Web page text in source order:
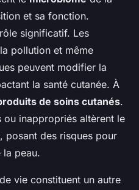
et sa fonction.
significatif. Les
pollution et même
peuvent modifier la
la santé cutanée. À
de soins cutanés.
inappropriés altèrent le
posant des risques pour
la peau.
vie constituent un autre